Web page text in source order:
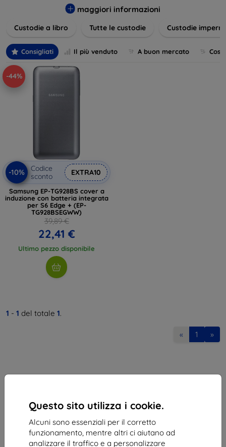
Questo sito utilizza i cookie.
Alcuni sono essenziali per il corretto
funzionamento, mentre altri ci aiutano ad
analizzare il traffico e a personalizzare
esigenza e gusto. Proteggete il vostro dispositivo con le
maggiori informazioni
Custodie a libro Tutte le custodie Custodie
Consigliati Il più venduto A buon mercato
-44%
-10%
Codice
sconto
EXTRA10
Samsung EP-TG928BS cover a
induzione con batteria integrata
per S6 Edge + (EP-
TG928BSEGWW)
39,89 €
22,41 €
Ultimo pezzo disponibile
1 - 1 del totale 1.
« 1 »
Shield-Sk s.r.o.
Via Rudolfa Mocka 3750/2A
841 04 Bratislava